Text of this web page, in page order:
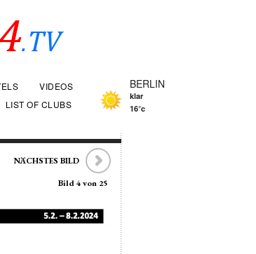
BERLIN
klar
16°c
VIDEOS
LIST OF CLUBS
NÄCHSTES BILD
Bild 4 von 25